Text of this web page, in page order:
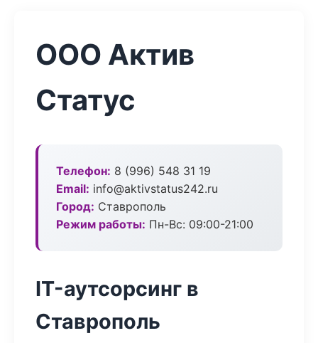
ООО Актив
Статус
Телефон: 8 (996) 548 31 19
Email: info@aktivstatus242.ru
Город: Ставрополь
Режим работы: Пн-Вс: 09:00-21:00
IT-аутсорсинг в
Ставрополь